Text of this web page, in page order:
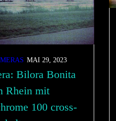
MAI 29, 2023
Bilora Bonita
Rhein mit
100 cross-